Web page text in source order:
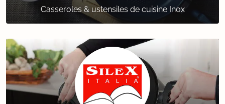
Casseroles & ustensiles de cuisine Inox